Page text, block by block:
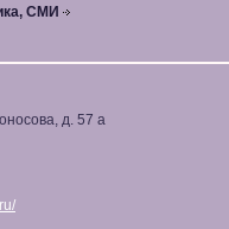
СМИ
д. 57 а